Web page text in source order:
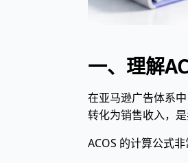
一、理解
在亚马逊广告体系
转化为销售收入，
ACOS 的计算公式